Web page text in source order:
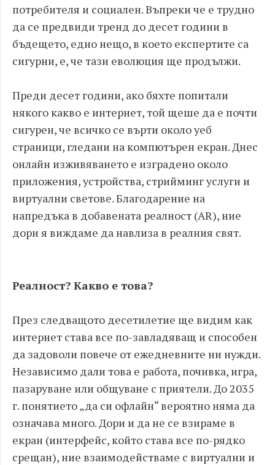
потребителя и социален. Въпреки че е трудно
да се предвиди тренд до десет години в
бъдещето, едно нещо, в което експертите са
сигурни, е, че тази еволюция ще продължи.
Преди десет години, ако бяхте попитали
някого какво е интернет, той щеше да е почти
сигурен, че всичко се върти около уеб
страници, гледани на компютърен екран. Днес
онлайн изживяването е изградено около
приложения, устройства, стрийминг услуги и
виртуални светове. Благодарение на
напредъка в добавената реалност (AR), ние
дори я виждаме да навлиза в реалния свят.
Реалност? Какво е това?
През следващото десетилетие ще видим как
интернет става все по-завладяващ и способен
да задоволи повече от ежедневните ни нужди.
Независимо дали това е работа, почивка, игра,
пазаруване или общуване с приятели. До 2035
г. понятието „да си офлайн“ вероятно няма да
означава много. Дори и да не се взираме в
екран (интерфейс, който става все по-рядко
срещан), ние взаимодействаме с виртуални и